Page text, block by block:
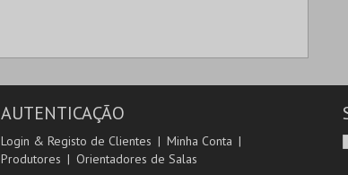
AUTENTICAÇÃO
Login & Registo de Clientes
Minha Conta
Produtores
Orientadores de Salas